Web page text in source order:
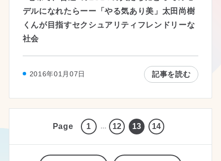
デルになれたらーー「やる気あり美」太田尚樹
くんが目指すセクシュアリティフレンドリーな
社会
2016年01月07日 記事を読む
Page 1 ... 12 13 14